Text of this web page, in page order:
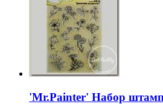
'Mr.Painter' Набор